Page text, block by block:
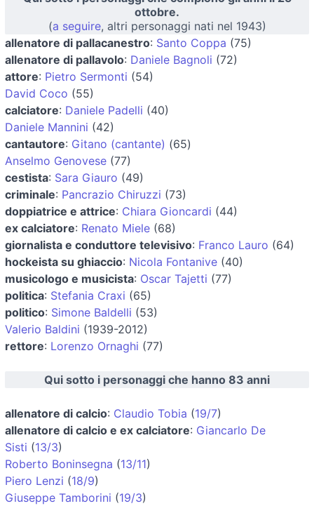
ottobre.
(a seguire, altri personaggi nati nel 1943)
allenatore di pallacanestro: Santo Coppa (75)
allenatore di pallavolo: Daniele Bagnoli (72)
attore: Pietro Sermonti (54)
David Coco (55)
calciatore: Daniele Padelli (40)
Daniele Mannini (42)
cantautore: Gitano (cantante) (65)
Anselmo Genovese (77)
cestista: Sara Giauro (49)
criminale: Pancrazio Chiruzzi (73)
doppiatrice e attrice: Chiara Gioncardi (44)
ex calciatore: Renato Miele (68)
giornalista e conduttore televisivo: Franco Lauro (64)
hockeista su ghiaccio: Nicola Fontanive (40)
musicologo e musicista: Oscar Tajetti (77)
politica: Stefania Craxi (65)
politico: Simone Baldelli (53)
Valerio Baldini (1939-2012)
rettore: Lorenzo Ornaghi (77)
Qui sotto i personaggi che hanno 83 anni
allenatore di calcio: Claudio Tobia (19/7)
allenatore di calcio e ex calciatore: Giancarlo De
Sisti (13/3)
Roberto Boninsegna (13/11)
Piero Lenzi (18/9)
Giuseppe Tamborini (19/3)